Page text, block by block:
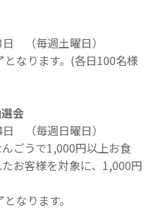
（毎週土曜日）
なります。(各日100名様
会
（毎週日曜日）
ごうで1,000円以上お食
お客様を対象に、1,000円
なります。